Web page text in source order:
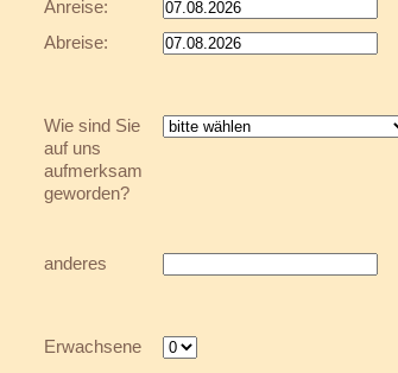
Anreise:
Abreise:
Wie sind Sie
auf uns
aufmerksam
geworden?
anderes
Erwachsene